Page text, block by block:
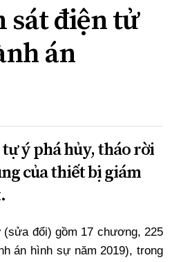
sát điện tử
án
ý phá hủy, tháo rời
của thiết bị giám
(sửa đổi) gồm 17 chương, 225
án hình sự năm 2019), trong